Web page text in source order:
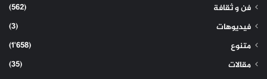
فن و ثقافة
(562)
فيديوهات
(3)
متنوع
(1٬658)
مقالات
(35)